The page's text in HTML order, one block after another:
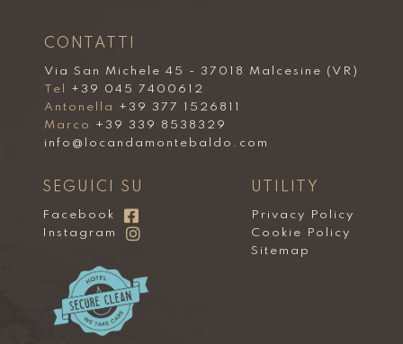
CONTATTI
Via San Michele 45 - 37018 Malcesine (VR)
Tel
+39 045 7400612
Antonella
+39 377 1526811
Marco
+39 339 8538329
info@locandamontebaldo.com
SEGUICI SU
Facebook
Instagram
UTILITY
Privacy Policy
Cookie Policy
Sitemap